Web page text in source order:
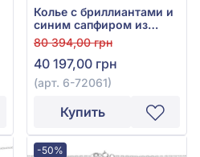
Колье с бриллиантами и
синим сапфиром из
белого золота 585°,
Бриллиант 0,11ct, Синий
Сапфир 0,57ct, арт. 6-
72061
80 394,00 грн
40 197,00 грн
(арт. 6-72061)
Купить
-50%